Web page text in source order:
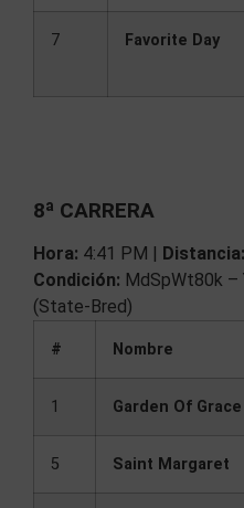
7 Favorite Day
8ª CARRERA
Hora: 4:41 PM | Distancia:
Condición: MdSpWt80k –
(State-Bred)
# Nombre
1 Garden Of Grace
5 Saint Margaret